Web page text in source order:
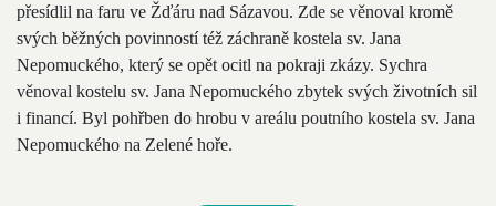
přesídlil na faru ve Žďáru nad Sázavou. Zde se věnoval kromě
svých běžných povinností též záchraně kostela sv. Jana
Nepomuckého, který se opět ocitl na pokraji zkázy. Sychra
věnoval kostelu sv. Jana Nepomuckého zbytek svých životních sil
i financí. Byl pohřben do hrobu v areálu poutního kostela sv. Jana
Nepomuckého na Zelené hoře.